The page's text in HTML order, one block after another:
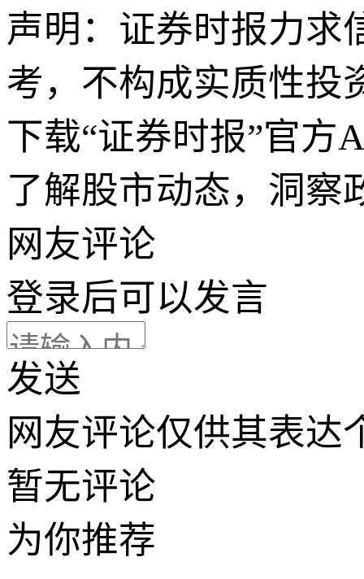
声明：证券时报力求
考，不构成实质性投
下载“证券时报”官方
了解股市动态，洞察
网友评论
登录后可以发言
发送
网友评论仅供其表达
暂无评论
为你推荐